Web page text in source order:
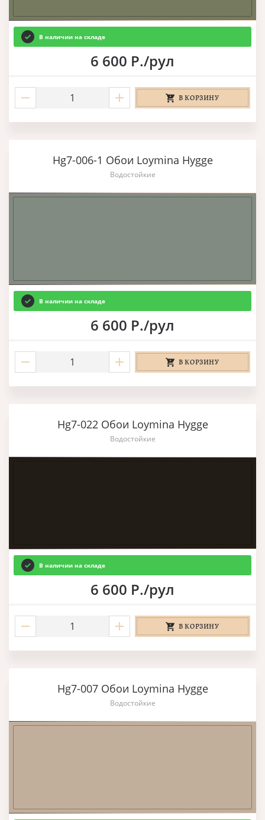
В наличии на складе
6 600 Р./рул
В КОРЗИНУ
Hg7-006-1 Обои Loymina Hygge
Водостойкие
В наличии на складе
6 600 Р./рул
В КОРЗИНУ
Hg7-022 Обои Loymina Hygge
Водостойкие
В наличии на складе
6 600 Р./рул
В КОРЗИНУ
Hg7-007 Обои Loymina Hygge
Водостойкие